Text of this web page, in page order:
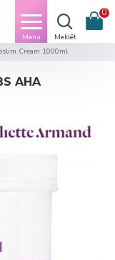
0
Cream 1000ml
AHA